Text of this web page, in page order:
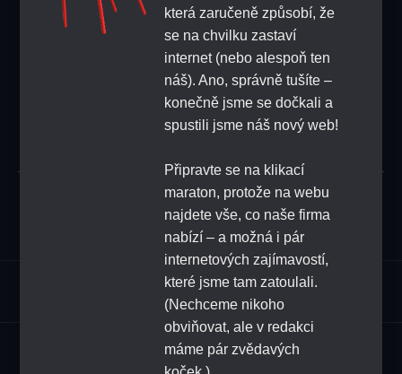
která zaručeně způsobí, že
se na chvilku zastaví
internet (nebo alespoň ten
náš). Ano, správně tušíte –
konečně jsme se dočkali a
spustili jsme náš nový web!
Připravte se na klikací
maraton, protože na webu
najdete vše, co naše firma
nabízí – a možná i pár
internetových zajímavostí,
které jsme tam zatoulali.
(Nechceme nikoho
obviňovat, ale v redakci
máme pár zvědavých
ZPĚTNA VAZBA
PŘIHLAŠTE SE K ODBĚRU NOVINEK
Odeslat
Sortiment
HoReCa